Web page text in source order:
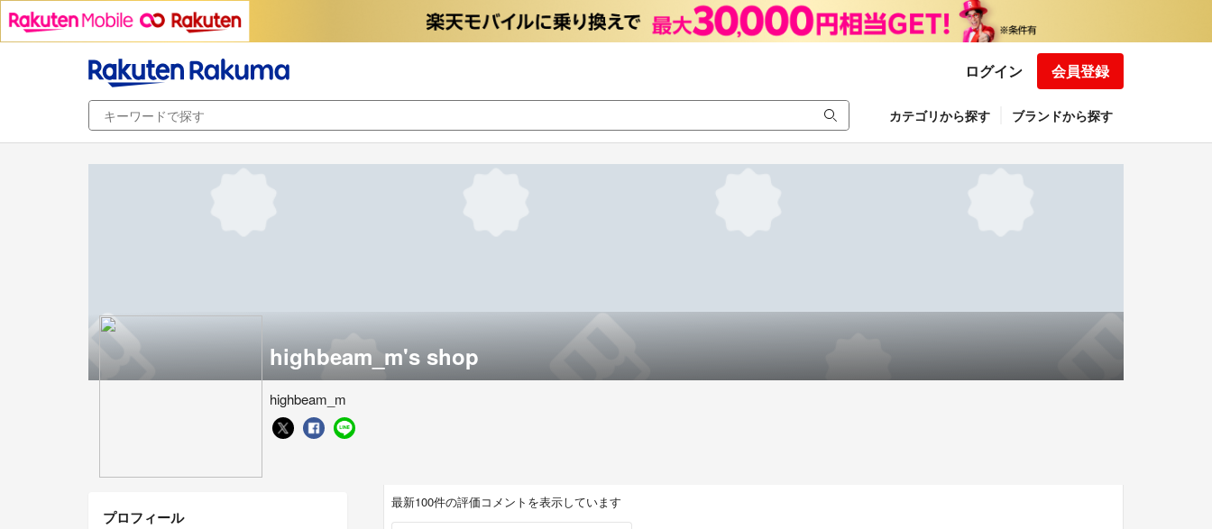
ログイン 会員登録
カテゴリから探す ブランドから探す
highbeam_m's shop
highbeam_m
最新100件の評価コメントを表示しています
プロフィール